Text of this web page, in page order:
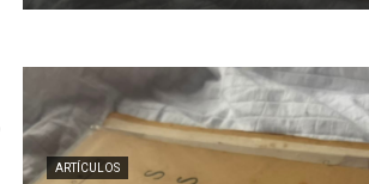
ARTÍCULOS